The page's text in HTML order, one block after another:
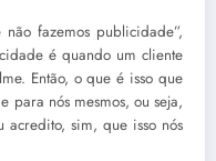
fazemos publicidade”,
é quando um cliente
Então, o que é isso que
para nós mesmos, ou seja,
acredito, sim, que isso nós